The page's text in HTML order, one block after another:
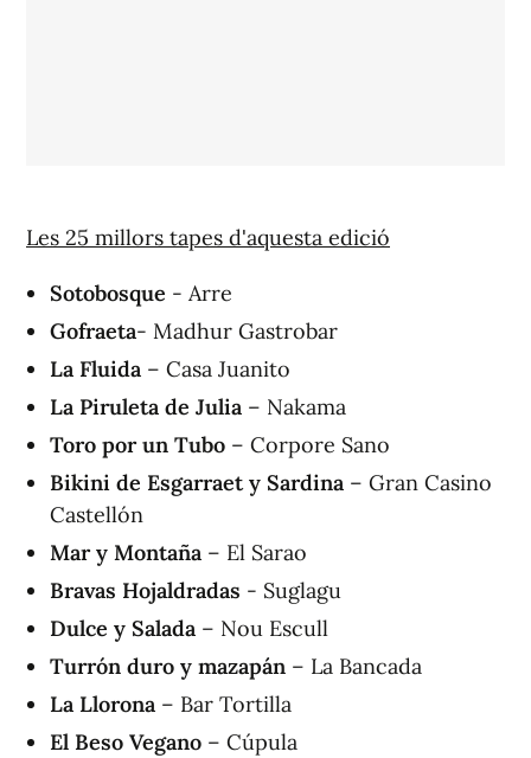
Les 25 millors tapes d'aquesta edició
Sotobosque - Arre
Gofraeta- Madhur Gastrobar
La Fluida – Casa Juanito
La Piruleta de Julia – Nakama
Toro por un Tubo – Corpore Sano
Bikini de Esgarraet y Sardina – Gran Casino
Castellón
Mar y Montaña – El Sarao
Bravas Hojaldradas - Suglagu
Dulce y Salada – Nou Escull
Turrón duro y mazapán – La Bancada
La Llorona – Bar Tortilla
El Beso Vegano – Cúpula